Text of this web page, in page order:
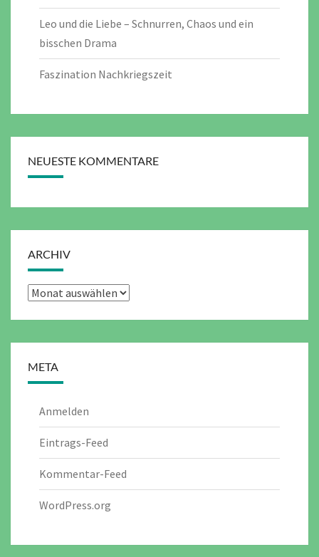
Leo und die Liebe – Schnurren, Chaos und ein
bisschen Drama
Faszination Nachkriegszeit
NEUESTE KOMMENTARE
ARCHIV
Archiv
META
Anmelden
Eintrags-Feed
Kommentar-Feed
WordPress.org